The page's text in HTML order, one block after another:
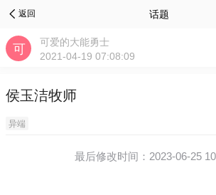
返回 话题
可爱的大能勇士
2021-04-19 07:08:09
侯玉洁牧师
异端
最后修改时间：2023-06-25